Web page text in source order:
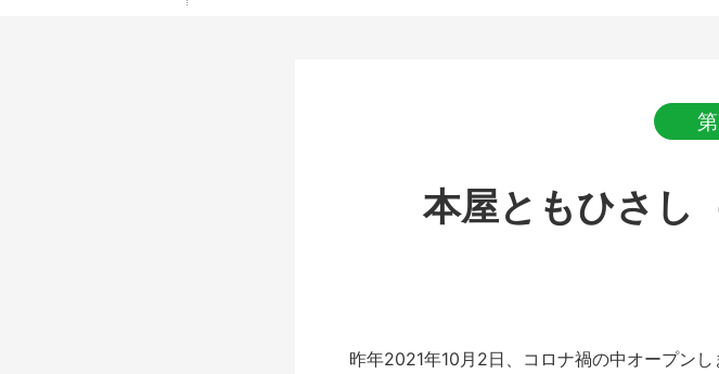
本屋ともひさし
昨年2021年10月2日、コロナ禍の中オープンし